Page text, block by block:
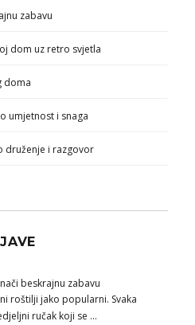
zabavu
dom uz retro svjetla
doma
umjetnost i snaga
druženje i razgovor
beskrajnu zabavu
roštilji jako popularni. Svaka
ručak koji se …